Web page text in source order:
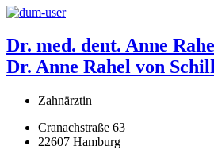
Dr. med. dent. Anne
Dr. Anne Rahel von
Zahnärztin
Cranachstraße 63
22607 Hamburg